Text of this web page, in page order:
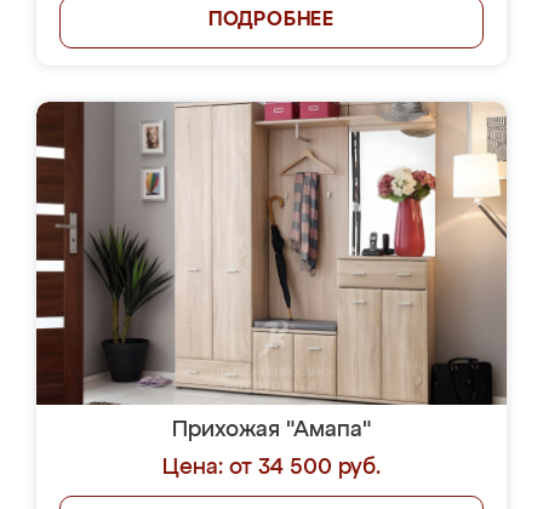
ПОДРОБНЕЕ
Прихожая "Амапа"
Цена: от 34 500 руб.